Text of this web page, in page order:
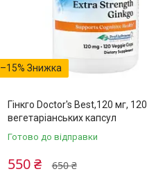
–15%
Гінкго Doctor's Best,120 мг, 120
вегетаріанських капсул
Готово до відправки
650 ₴
550 ₴